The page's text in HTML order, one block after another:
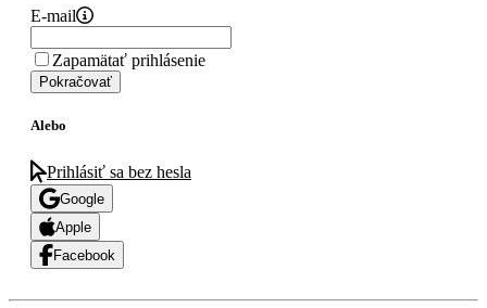
E-mail
Zapamätať prihlásenie
Pokračovať
Alebo
Prihlásiť sa bez hesla
Google
Apple
Facebook